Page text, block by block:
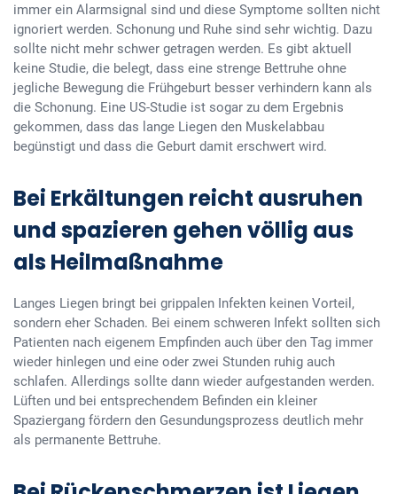
immer ein Alarmsignal sind und diese Symptome sollten nicht
ignoriert werden. Schonung und Ruhe sind sehr wichtig. Dazu
sollte nicht mehr schwer getragen werden. Es gibt aktuell
keine Studie, die belegt, dass eine strenge Bettruhe ohne
jegliche Bewegung die Frühgeburt besser verhindern kann als
die Schonung. Eine US-Studie ist sogar zu dem Ergebnis
gekommen, dass das lange Liegen den Muskelabbau
begünstigt und dass die Geburt damit erschwert wird.
Bei Erkältungen reicht ausruhen
und spazieren gehen völlig aus
als Heilmaßnahme
Langes Liegen bringt bei grippalen Infekten keinen Vorteil,
sondern eher Schaden. Bei einem schweren Infekt sollten sich
Patienten nach eigenem Empfinden auch über den Tag immer
wieder hinlegen und eine oder zwei Stunden ruhig auch
schlafen. Allerdings sollte dann wieder aufgestanden werden.
Lüften und bei entsprechendem Befinden ein kleiner
Spaziergang fördern den Gesundungsprozess deutlich mehr
als permanente Bettruhe.